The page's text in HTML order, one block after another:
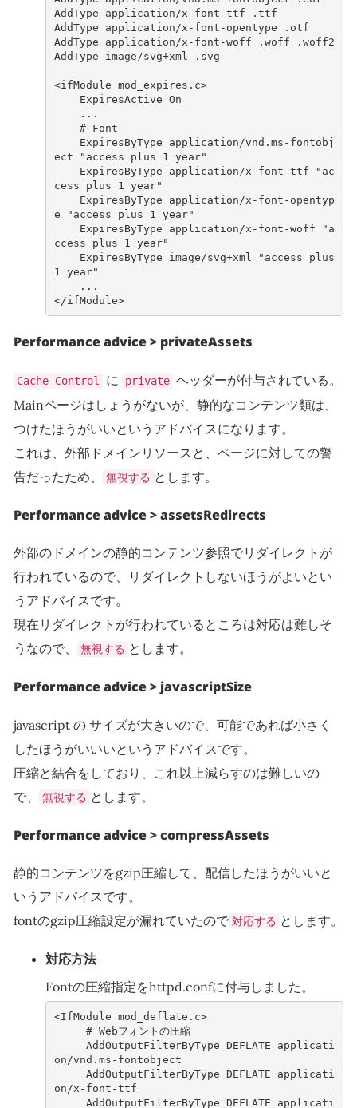
AddType application/x-font-ttf .ttf
AddType application/x-font-opentype .otf
AddType application/x-font-woff .woff .woff2
AddType image/svg+xml .svg
<ifModule mod_expires.c>
ect "access plus 1 year"
cess plus 1 year"
e "access plus 1 year"
ccess plus 1 year"
1 year"
</ifModule>
Performance advice > privateAssets
Cache-Control に private ヘッダーが付与されている。
Mainページはしょうがないが、静的なコンテンツ類は、
つけたほうがいいというアドバイスになります。
これは、外部ドメインリソースと、ページに対しての警
告だったため、
無視する とします。
Performance advice > assetsRedirects
外部のドメインの静的コンテンツ参照でリダイレクトが
行われているので、リダイレクトしないほうがよいとい
うアドバイスです。
現在リダイレクトが行われているところは対応は難しそ
うなので、
無視する とします。
Performance advice > javascriptSize
javascript の サイズが大きいので、可能であれば小さく
したほうがいいいというアドバイスです。
圧縮と結合をしており、これ以上減らすのは難しいの
で、
無視する とします。
Performance advice > compressAssets
静的コンテンツをgzip圧縮して、配信したほうがいいと
いうアドバイスです。
fontのgzip圧縮設定が漏れていたので 対応する とします。
対応方法
Fontの圧縮指定をhttpd.confに付与しました。
<IfModule mod_deflate.c>
on/vnd.ms-fontobject
on/x-font-ttf